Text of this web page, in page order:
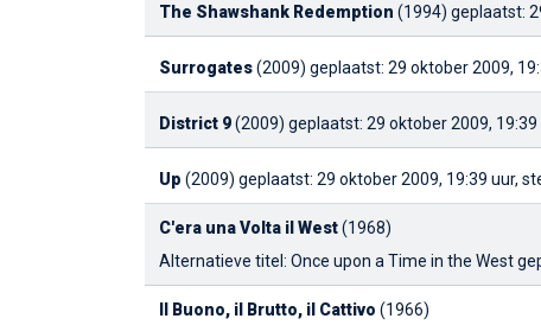
The Shawshank Redemption (1994) geplaatst:
Surrogates(2009) geplaatst: 29 oktober 2009,
District 9(2009) geplaatst: 29 oktober 2009, 19:39
Up (2009) geplaatst: 29 oktober 2009, 19:39 uur,
C'era una Volta il West(1968)
Alternatieve titel: Once upon a Time in the West
Il Buono, il Brutto, il Cattivo (1966)